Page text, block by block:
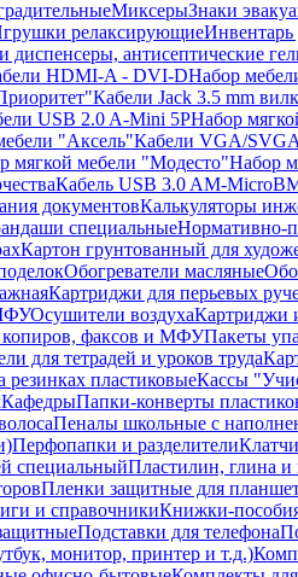
МиксерыЗнаки
релаксирующиеИнвентарь
антисептические
HDMI-A - DVI-DНабор
Кабели Jack 3.5 mm
USB 2.0 A-Mini 5PНабор
"Аксель"Кабели VGA/
мягкой мебели "Модесто"Набор
Кабель USB 3.0 AM-
документовКалькуляторы
специальныеНормативно-
Картон грунтованный для
Обогреватели масляные
Картриджи для перьевых
Осушители воздухаКартриджи
копиров, факсов и МФУПакеты
для тетрадей и уроков труда
резинках пластиковыеКассы
КафедрыПапки-конверты
Пеналы школьные с
Перфопапки и разделители
специальныйПластилин, глина и
Пленки защитные для
и справочникиКнижки-
Подставки для телефона
монитор, принтер и т.д.)